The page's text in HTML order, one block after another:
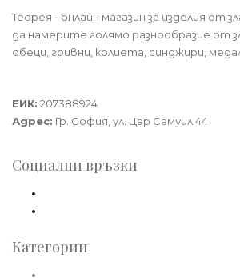
Теорея - онлайн магазин за изделия от
да намерите голямо разнообразие от
обеци, гривни, колиета, синджири,
ЕИК: 207388924
Адрес: Гр. София, ул. Цар Самуил 44
Социални връзки
Категории